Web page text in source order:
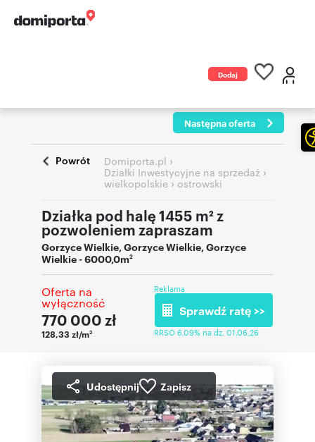
Dodaj
Następna oferta
Powrót Domiporta.pl ›
Działki Inwestycyjne na sprzedaż ›
wielkopolskie› ostrowski
Działka pod halę 1455 m² z
pozwoleniem zapraszam
Gorzyce Wielkie,Gorzyce Wielkie,Gorzyce
Wielkie- 6000,0m2
Oferta na
wyłączność
770 000 zł
128,33 zł/m2
Reklama
Sprawdź ratę >>
RRSO 6,09% na dz. 01.06.26
Udostępnij Zapisz